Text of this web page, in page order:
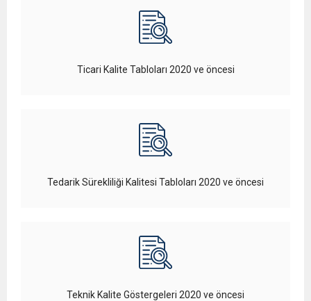
Ticari Kalite Tabloları 2020 ve öncesi
Tedarik Sürekliliği Kalitesi Tabloları 2020 ve öncesi
Teknik Kalite Göstergeleri 2020 ve öncesi